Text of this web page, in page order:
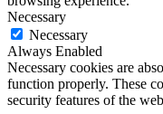
Necessary
Necessary
Always Enabled
Necessary cookies are
function properly. These
security features of the